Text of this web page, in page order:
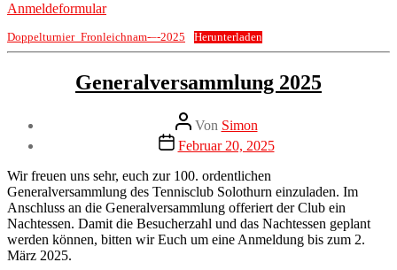
Anmeldeformular
Doppelturnier_Fronleichnam-–-2025 Herunterladen
Generalversammlung 2025
Beitragsautor
Von Simon
Veröffentlichungsdatum
Februar 20, 2025
Wir freuen uns sehr, euch zur 100. ordentlichen
Generalversammlung des Tennisclub Solothurn einzuladen. Im
Anschluss an die Generalversammlung offeriert der Club ein
Nachtessen. Damit die Besucherzahl und das Nachtessen geplant
werden können, bitten wir Euch um eine Anmeldung bis zum 2.
März 2025.